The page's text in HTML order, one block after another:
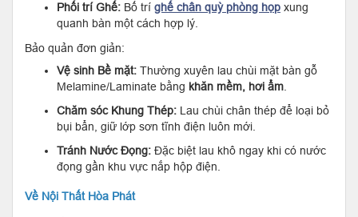
Phối trí Ghế: Bố trí ghế chân quỳ phòng họp xung
quanh bàn một cách hợp lý.
Bảo quản đơn giản:
Vệ sinh Bề mặt: Thường xuyên lau chùi mặt bàn gỗ
Melamine/Laminate bằng khăn mềm, hơi ẩm
Chăm sóc Khung Thép: Lau chùi chân thép để loại bỏ
bụi bẩn, giữ lớp sơn tĩnh điện luôn mới.
Tránh Nước Đọng: Đặc biệt lau khô ngay khi có nước
đọng gần khu vực nắp hộp điện.
Về Nội Thất Hòa Phát